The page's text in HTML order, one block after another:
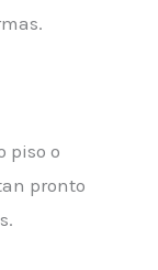
piso o
pronto